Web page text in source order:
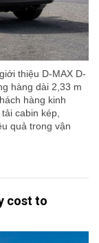
thiệu D-MAX D-
hàng dài 2,33 m
hàng kinh
cabin kép,
quả trong vận
cost to